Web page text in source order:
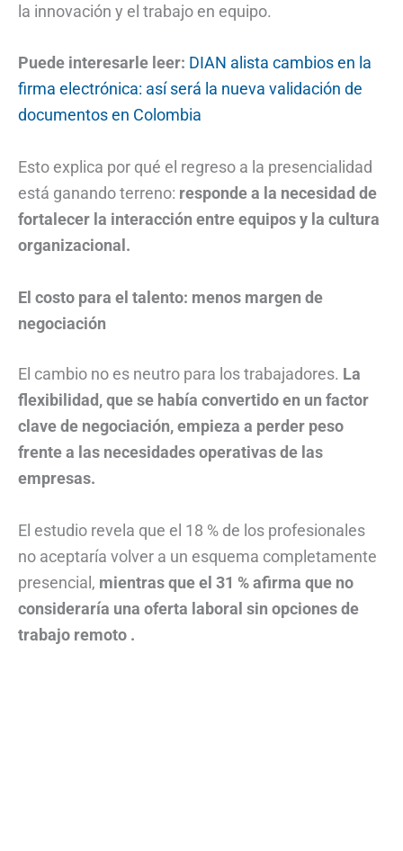
la innovación y el trabajo en equipo.
Puede interesarle leer: DIAN alista cambios en la
firma electrónica: así será la nueva validación de
documentos en Colombia
Esto explica por qué el regreso a la presencialidad
está ganando terreno: responde a la necesidad de
fortalecer la interacción entre equipos y la cultura
organizacional.
El costo para el talento: menos margen de
negociación
El cambio no es neutro para los trabajadores. La
flexibilidad, que se había convertido en un factor
clave de negociación, empieza a perder peso
frente a las necesidades operativas de las
empresas.
El estudio revela que el 18 % de los profesionales
no aceptaría volver a un esquema completamente
presencial, mientras que el 31 % afirma que no
consideraría una oferta laboral sin opciones de
trabajo remoto .